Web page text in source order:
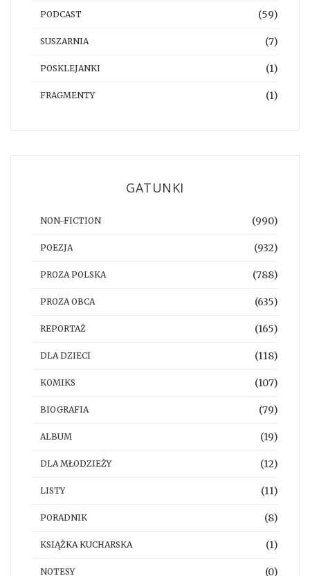
PODCAST (59)
SUSZARNIA (7)
POSKLEJANKI (1)
FRAGMENTY (1)
GATUNKI
NON-FICTION (990)
POEZJA (932)
PROZA POLSKA (788)
PROZA OBCA (635)
REPORTAŻ (165)
DLA DZIECI (118)
KOMIKS (107)
BIOGRAFIA (79)
ALBUM (19)
DLA MŁODZIEŻY (12)
LISTY (11)
PORADNIK (8)
KSIĄŻKA KUCHARSKA (1)
NOTESY (0)